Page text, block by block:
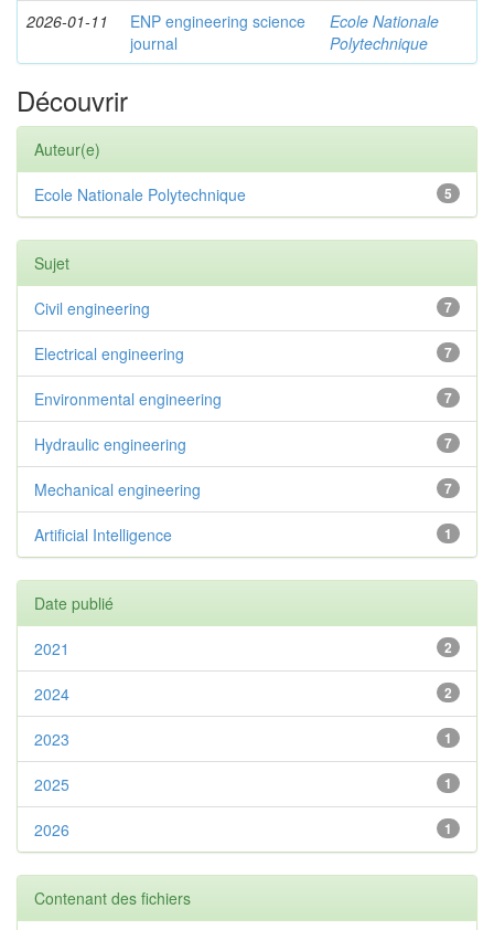
2026-01-11
ENP engineering science
journal
Ecole Nationale
Polytechnique
Découvrir
Auteur(e)
5
Ecole Nationale Polytechnique
Sujet
7
Civil engineering
7
Electrical engineering
7
Environmental engineering
7
Hydraulic engineering
7
Mechanical engineering
1
Artificial Intelligence
Date publié
2
2021
2
2024
1
2023
1
2025
1
2026
Contenant des fichiers